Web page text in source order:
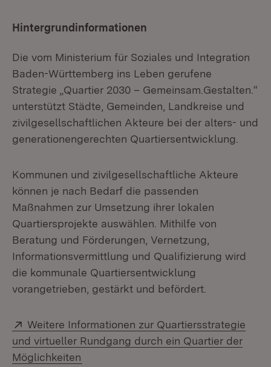
Hintergrundinformationen
Die vom Ministerium für Soziales und Integration
Baden-Württemberg ins Leben gerufene
Strategie „Quartier 2030 – Gemeinsam.Gestalten.“
unterstützt Städte, Gemeinden, Landkreise und
zivilgesellschaftlichen Akteure bei der alters- und
generationengerechten Quartiersentwicklung.
Kommunen und zivilgesellschaftliche Akteure
können je nach Bedarf die passenden
Maßnahmen zur Umsetzung ihrer lokalen
Quartiersprojekte auswählen. Mithilfe von
Beratung und Förderungen, Vernetzung,
Informationsvermittlung und Qualifizierung wird
die kommunale Quartiersentwicklung
vorangetrieben, gestärkt und befördert.
Extern:
Weitere Informationen zur Quartiersstrategie
und virtueller Rundgang durch ein Quartier der
Möglichkeiten